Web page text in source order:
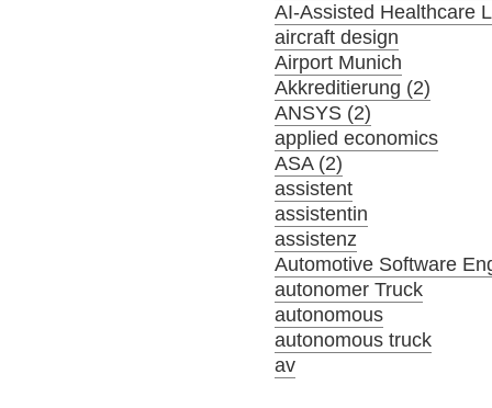
AI-Assisted Healthcare
aircraft design
Airport Munich
Akkreditierung (2)
ANSYS (2)
applied economics
ASA (2)
assistent
assistentin
assistenz
Automotive Software
autonomer Truck
autonomous
autonomous truck
av